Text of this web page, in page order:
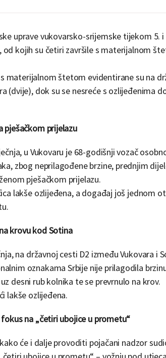
uprave vukovarsko-srijemske tijekom 5.
od kojih su četiri završile s materijalnom
materijalnom štetom evidentirane su na
(dvije), dok su se nesreće s ozlijeđenima
pješačkom prijelazu
u Vukovaru je 68-godišnji vozač
zbog neprilagođene brzine, prednjim
pješačkom prijelazu.
lakše ozlijeđena, a događaj još jednom
krovu kod Sotina
na državnoj cesti D2 između Vukovara i
oznakama Srbije nije prilagodila
desni rub kolnika te se prevrnulo na krov.
lakše ozlijeđena.
na „četiri ubojice u prometu“
će i dalje provoditi pojačani nadzor